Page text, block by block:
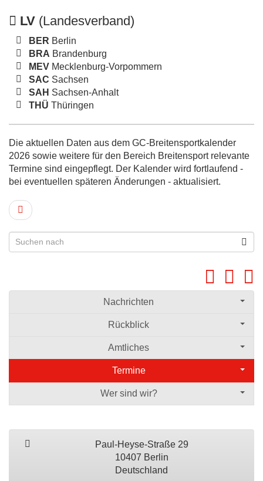
LV (Landesverband)
BER Berlin
BRA Brandenburg
MEV Mecklenburg-Vorpommern
SAC Sachsen
SAH Sachsen-Anhalt
THÜ Thüringen
Die aktuellen Daten aus dem GC-Breitensportkalender
2026 sowie weitere für den Bereich Breitensport relevante
Termine sind eingepflegt. Der Kalender wird fortlaufend -
bei eventuellen späteren Änderungen - aktualisiert.
Nachrichten
Rückblick
Amtliches
Termine
Wer sind wir?
Paul-Heyse-Straße 29
10407 Berlin
Deutschland